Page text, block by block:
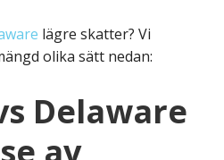
lägre skatter? Vi
olika sätt nedan:
Delaware